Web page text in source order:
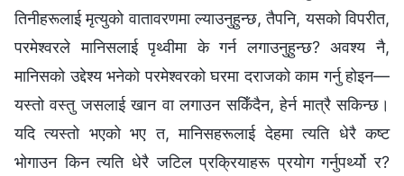
तिनीहरूलाई मृत्युको वातावरणमा ल्याउनुहुन्छ, तैपनि, यसको विपरीत,
परमेश्‍वरले मानिसलाई पृथ्वीमा के गर्न लगाउनुहुन्छ? अवश्य नै,
मानिसको उद्देश्य भनेको परमेश्‍वरको घरमा दराजको काम गर्नु होइन—
यस्तो वस्तु जसलाई खान वा लगाउन सकिँदैन, हेर्न मात्रै सकिन्छ।
यदि त्यस्तो भएको भए त, मानिसहरूलाई देहमा त्यति धेरै कष्ट
भोगाउन किन त्यति धेरै जटिल प्रक्रियाहरू प्रयोग गर्नुपर्थ्यो र?